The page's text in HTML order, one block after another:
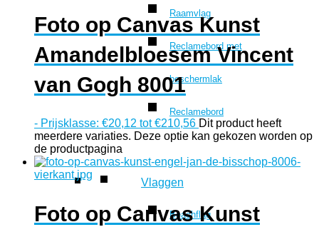
Raamvlag
Reclamebord met
beschermlak
Reclamebord
Vlaggen
Beachflag
Foto op Canvas Kunst
Amandelbloesem Vincent
van Gogh 8001
- Prijsklasse: €20,12 tot €210,56 Dit product heeft
meerdere variaties. Deze optie kan gekozen worden op
de productpagina
Foto op Canvas Kunst